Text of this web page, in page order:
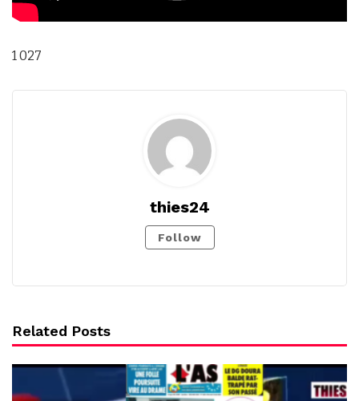
1 027
thies24
Follow
Related Posts